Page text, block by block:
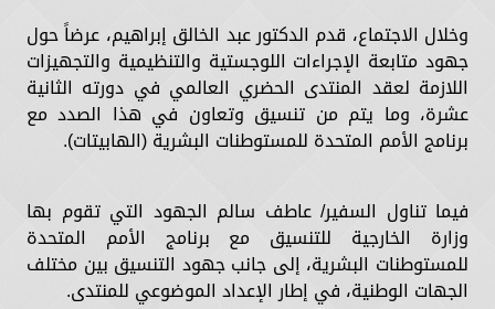
وخلال الاجتماع، قدم الدكتور عبد الخالق إبراهيم، عرضاً حول
جهود متابعة الإجراءات اللوجستية والتنظيمية والتجهيزات
اللازمة لعقد المنتدى الحضري العالمي في دورته الثانية
عشرة، وما يتم من تنسيق وتعاون في هذا الصدد مع
برنامج الأمم المتحدة للمستوطنات البشرية (الهابيتات).
فيما تناول السفير/ عاطف سالم الجهود التي تقوم بها
وزارة الخارجية للتنسيق مع برنامج الأمم المتحدة
للمستوطنات البشرية، إلى جانب جهود التنسيق بين مختلف
الجهات الوطنية، في إطار الإعداد الموضوعي للمنتدى.